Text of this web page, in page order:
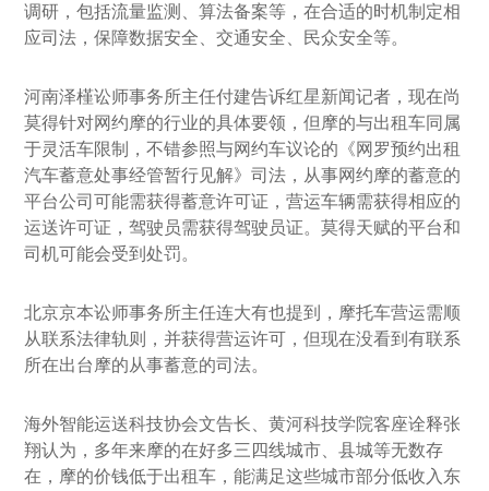
调研，包括流量监测、算法备案等，在合适的时机制定相
应司法，保障数据安全、交通安全、民众安全等。
河南泽槿讼师事务所主任付建告诉红星新闻记者，现在尚
莫得针对网约摩的行业的具体要领，但摩的与出租车同属
于灵活车限制，不错参照与网约车议论的《网罗预约出租
汽车蓄意处事经管暂行见解》司法，从事网约摩的蓄意的
平台公司可能需获得蓄意许可证，营运车辆需获得相应的
运送许可证，驾驶员需获得驾驶员证。莫得天赋的平台和
司机可能会受到处罚。
北京京本讼师事务所主任连大有也提到，摩托车营运需顺
从联系法律轨则，并获得营运许可，但现在没看到有联系
所在出台摩的从事蓄意的司法。
海外智能运送科技协会文告长、黄河科技学院客座诠释张
翔认为，多年来摩的在好多三四线城市、县城等无数存
在，摩的价钱低于出租车，能满足这些城市部分低收入东